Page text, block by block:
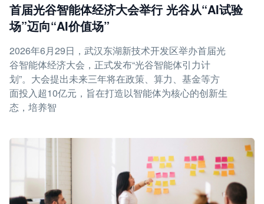
首届光谷智能体经济大会举行 光谷从“AI试验
场”迈向“AI价值场”
2026年6月29日，武汉东湖新技术开发区举办首届光
谷智能体经济大会，正式发布“光谷智能体引力计
划”。大会提出未来三年将在政策、算力、基金等方
面投入超10亿元，旨在打造以智能体为核心的创新生
态，培养智